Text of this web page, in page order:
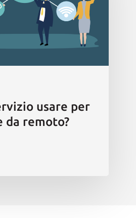
usare per
da remoto?